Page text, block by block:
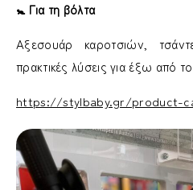
🚼 Για τη βόλτα
Αξεσουάρ καροτσιών,
πρακτικές λύσεις για έξω από το
https://stylbaby.gr/product-